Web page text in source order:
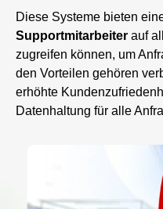
Diese Systeme bieten
Supportmitarbeiter auf
zugreifen können, um
den Vorteilen gehören
erhöhte
Datenhaltung für alle